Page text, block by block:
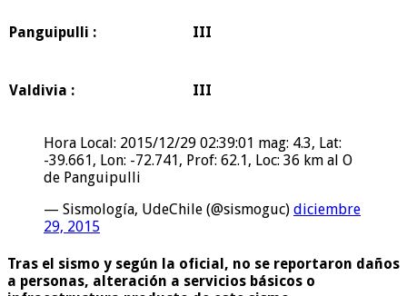
Panguipulli : III
Valdivia : III
Hora Local: 2015/12/29 02:39:01 mag: 4.3, Lat:
-39.661, Lon: -72.741, Prof: 62.1, Loc: 36 km al O
de Panguipulli
— Sismología, UdeChile (@sismoguc) diciembre
29, 2015
Tras el sismo y según la oficial, no se reportaron daños
a personas, alteración a servicios básicos o